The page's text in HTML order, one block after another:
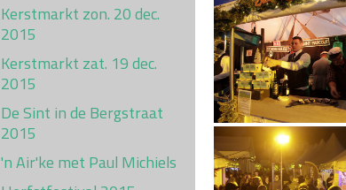
Kerstmarkt zon. 20 dec.
2015
Kerstmarkt zat. 19 dec.
2015
De Sint in de Bergstraat
2015
'n Air'ke met Paul Michiels